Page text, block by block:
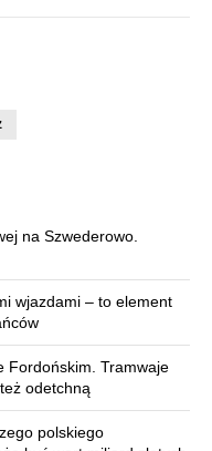
na Szwederowo.
wjazdami – to element
Fordońskim. Tramwaje
odetchną
polskiego